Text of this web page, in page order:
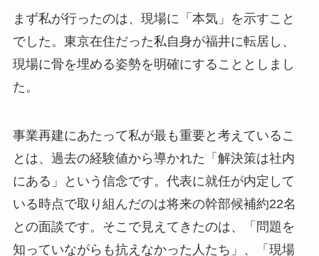
まず私が行ったのは、現場に「本気」を示すこと
でした。東京在住だった私自身が福井に転居し、
現場に骨を埋める姿勢を明確にすることとしまし
た。
事業再建にあたって私が最も重要と考えているこ
とは、過去の経験値から導かれた「解決策は社内
にある」という信念です。代表に就任が内定して
いる時点で取り組んだのは将来の幹部候補約22名
との面談です。そこで見えてきたのは、「問題を
知っていながらも抗えなかった人たち」、「現場